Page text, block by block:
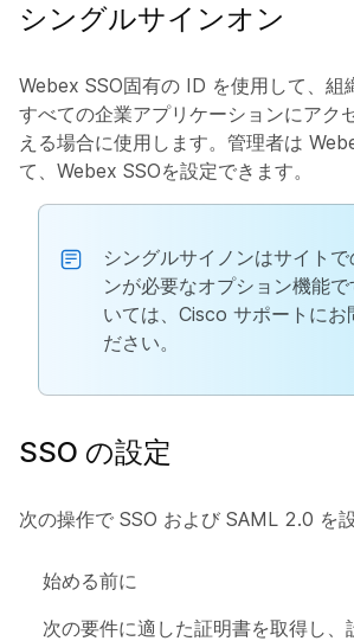
シングルサインオン
Webex SSO固有の ID を使用して、組
すべての企業アプリケーションにアク
える場合に使用します。管理者は
て、Webex SSOを設定できます。
シングルサイノンはサイトで
ンが必要なオプション機能
いては、Cisco サポートにお
ださい。
SSO の設定
次の操作で SSO および SAML 2.0 を設
始める前に
次の要件に適した証明書を取得し、